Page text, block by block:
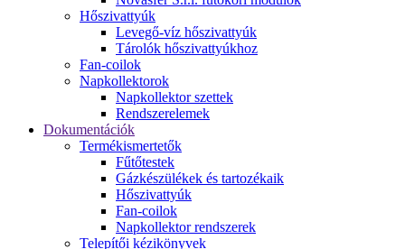
Hőszivattyúk
Levegő-víz hőszivattyúk
Tárolók hőszivattyúkhoz
Fan-coilok
Napkollektorok
Napkollektor szettek
Rendszerelemek
Dokumentációk
Termékismertetők
Fűtőtestek
Gázkészülékek és tartozékaik
Hőszivattyúk
Fan-coilok
Napkollektor rendszerek
Telepítői kézikönyvek